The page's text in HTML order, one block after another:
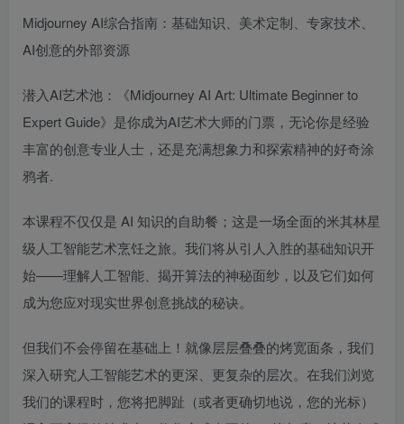
Midjourney AI综合指南：基础知识、美术定制、专家技术、
AI创意的外部资源
潜入AI艺术池：《Midjourney AI Art: Ultimate Beginner to
Expert Guide》是你成为AI艺术大师的门票，无论你是经验
丰富的创意专业人士，还是充满想象力和探索精神的好奇涂
鸦者.
本课程不仅仅是 AI 知识的自助餐；这是一场全面的米其林星
级人工智能艺术烹饪之旅。我们将从引人入胜的基础知识开
始——理解人工智能、揭开算法的神秘面纱，以及它们如何
成为您应对现实世界创意挑战的秘诀。
但我们不会停留在基础上！就像层层叠叠的烤宽面条，我们
深入研究人工智能艺术的更深、更复杂的层次。在我们浏览
我们的课程时，您将把脚趾（或者更确切地说，您的光标）